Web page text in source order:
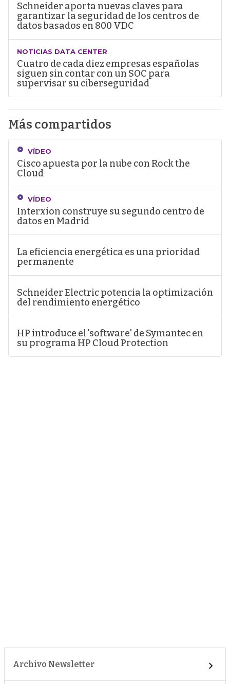
Schneider aporta nuevas claves para
garantizar la seguridad de los centros de
datos basados en 800 VDC
NOTICIAS DATA CENTER
Cuatro de cada diez empresas españolas
siguen sin contar con un SOC para
supervisar su ciberseguridad
Más compartidos
VÍDEO
Cisco apuesta por la nube con Rock the
Cloud
VÍDEO
Interxion construye su segundo centro de
datos en Madrid
La eficiencia energética es una prioridad
permanente
Schneider Electric potencia la optimización
del rendimiento energético
HP introduce el 'software' de Symantec en
su programa HP Cloud Protection
Archivo Newsletter